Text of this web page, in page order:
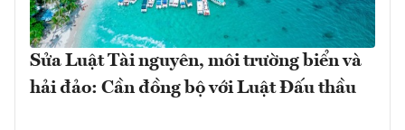
Sửa Luật Tài nguyên, môi trường biển và
hải đảo: Cần đồng bộ với Luật Đấu thầu